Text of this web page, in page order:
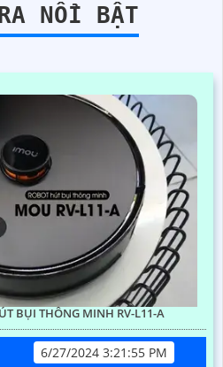
NỔI BẬT
BỤI THÔNG MINH RV-L11-A
6/27/2024 3:21:55 PM